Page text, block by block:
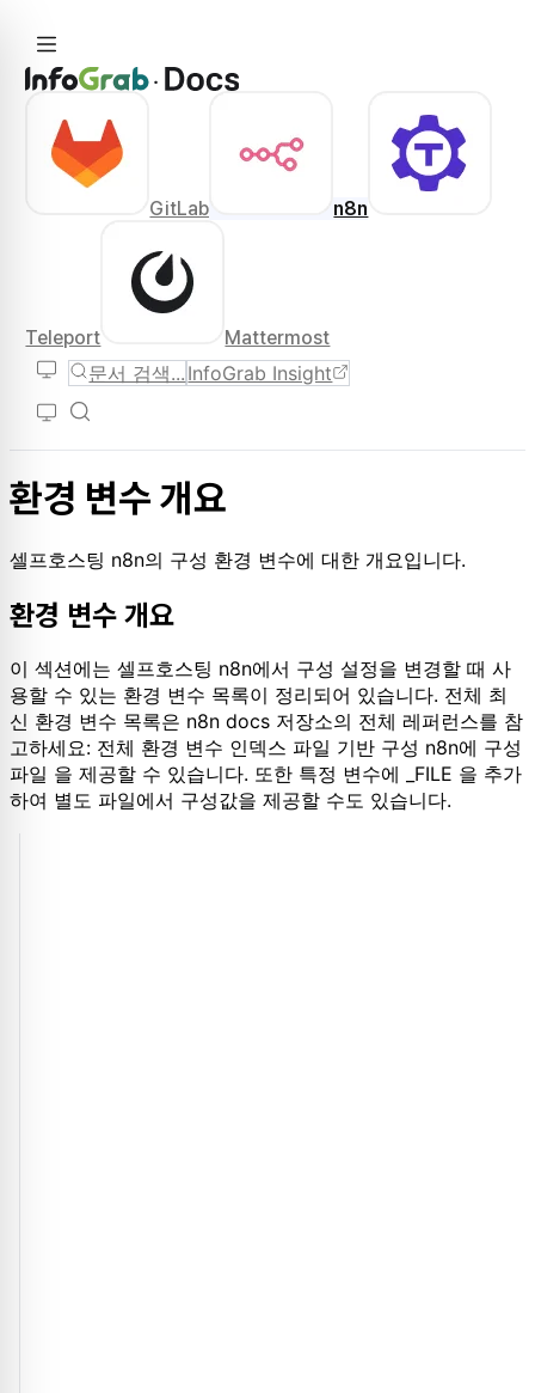
GitLab n8n
Teleport Mattermost
문서 검색... InfoGrab Insight
환경 변수 개요
셀프호스팅 n8n의 구성 환경 변수에 대한 개요입니다.
환경 변수 개요
이 섹션에는 셀프호스팅 n8n에서 구성 설정을 변경할 때 사
용할 수 있는 환경 변수 목록이 정리되어 있습니다. 전체 최
신 환경 변수 목록은 n8n docs 저장소의 전체 레퍼런스를 참
고하세요: 전체 환경 변수 인덱스 파일 기반 구성 n8n에 구성
파일 을 제공할 수 있습니다. 또한 특정 변수에 _FILE 을 추가
하여 별도 파일에서 구성값을 제공할 수도 있습니다.